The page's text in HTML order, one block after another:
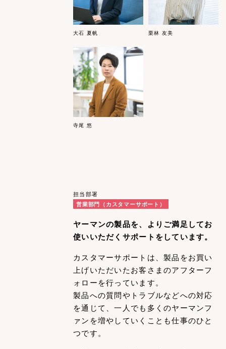
大石 夏帆 栗林 友美
寺尾 悠
担当部署
営業部門（カスタマーサポート）
ヤーマンの製品を、よりご満足してお
使いいただくサポートをしています。
カスタマーサポートは、製品をお買い
上げいただいたお客さまのアフターフ
ォローを行っています。
製品への質問やトラブルなどへの対応
を通じて、一人でも多くのヤーマンフ
ァンを増やしていくことも仕事のひと
つです。